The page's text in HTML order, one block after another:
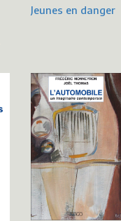
Jeunes en danger